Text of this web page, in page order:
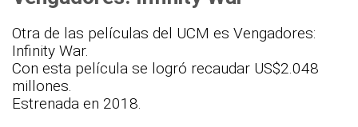
Otra de las películas del UCM es Vengadores:
Infinity War.
Con esta película se logró recaudar US$2.048
millones.
Estrenada en 2018.